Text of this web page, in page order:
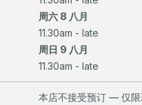
周六 8 八月
11.30am - late
周日 9 八月
11.30am - late
本店不接受预订 — 仅限